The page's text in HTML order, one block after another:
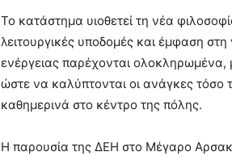
Το κατάστημα υιοθετεί τη νέα
λειτουργικές υποδομές και έμφαση
ενέργειας παρέχονται ολοκληρωμένα,
ώστε να καλύπτονται οι ανάγκες τόσο
καθημερινά στο κέντρο της πόλης.
Η παρουσία της ΔΕΗ στο Μέγαρο